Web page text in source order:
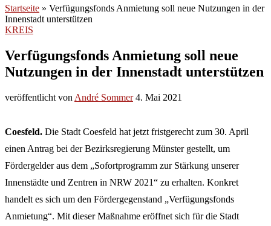
Startseite » Verfügungsfonds Anmietung soll neue Nutzungen in der
Innenstadt unterstützen
KREIS
Verfügungsfonds Anmietung soll neue
Nutzungen in der Innenstadt unterstützen
veröffentlicht von André Sommer 4. Mai 2021
Coesfeld. Die Stadt Coesfeld hat jetzt fristgerecht zum 30. April
einen Antrag bei der Bezirksregierung Münster gestellt, um
Fördergelder aus dem „Sofortprogramm zur Stärkung unserer
Innenstädte und Zentren in NRW 2021“ zu erhalten. Konkret
handelt es sich um den Fördergegenstand „Verfügungsfonds
Anmietung“. Mit dieser Maßnahme eröffnet sich für die Stadt